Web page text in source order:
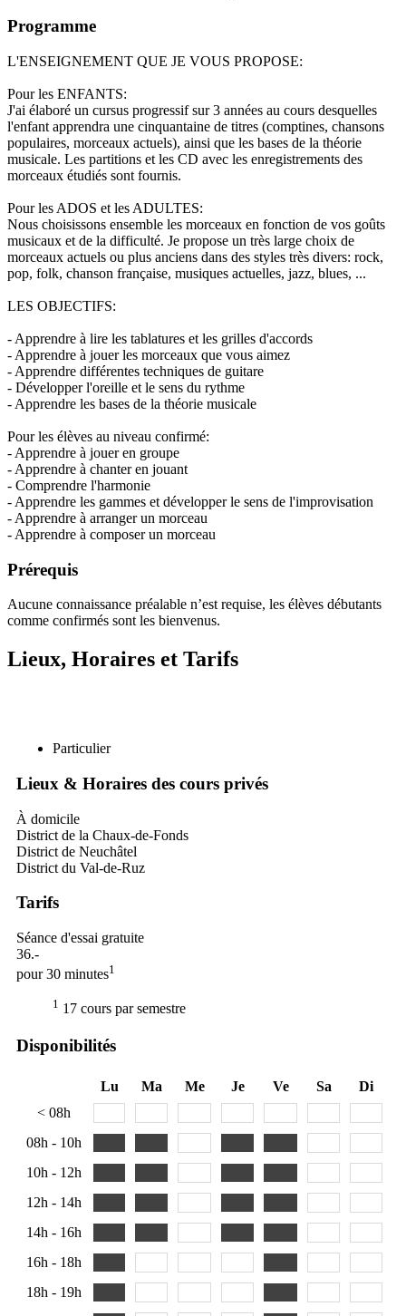
Programme
L'ENSEIGNEMENT QUE JE VOUS PROPOSE:
Pour les ENFANTS:
J'ai élaboré un cursus progressif sur 3 années au cours desquelles
l'enfant apprendra une cinquantaine de titres (comptines, chansons
populaires, morceaux actuels), ainsi que les bases de la théorie
musicale. Les partitions et les CD avec les enregistrements des
morceaux étudiés sont fournis.
Pour les ADOS et les ADULTES:
Nous choisissons ensemble les morceaux en fonction de vos goûts
musicaux et de la difficulté. Je propose un très large choix de
morceaux actuels ou plus anciens dans des styles très divers: rock,
pop, folk, chanson française, musiques actuelles, jazz, blues, ...
LES OBJECTIFS:
- Apprendre à lire les tablatures et les grilles d'accords
- Apprendre à jouer les morceaux que vous aimez
- Apprendre différentes techniques de guitare
- Développer l'oreille et le sens du rythme
- Apprendre les bases de la théorie musicale
Pour les élèves au niveau confirmé:
- Apprendre à jouer en groupe
- Apprendre à chanter en jouant
- Comprendre l'harmonie
- Apprendre les gammes et développer le sens de l'improvisation
- Apprendre à arranger un morceau
- Apprendre à composer un morceau
Prérequis
Aucune connaissance préalable n’est requise, les élèves débutants
comme confirmés sont les bienvenus.
Lieux, Horaires et Tarifs
Particulier
Lieux & Horaires des cours privés
À domicile
District de la Chaux-de-Fonds
District de Neuchâtel
District du Val-de-Ruz
Tarifs
Séance d'essai gratuite
36.-
pour 30 minutes1
1 17 cours par semestre
Disponibilités
Lu Ma Me Je Ve Sa
Di
< 08h
08h - 10h
10h - 12h
12h - 14h
14h - 16h
16h - 18h
18h - 19h